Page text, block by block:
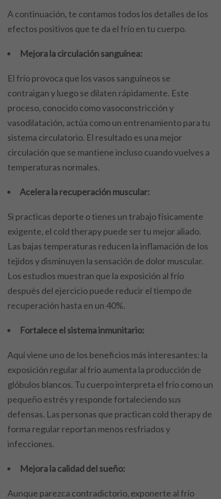
A continuación, te contamos todos los detalles de los
efectos positivos que te da el frío en tu cuerpo.
Mejora la circulación sanguínea:
El frío provoca que los vasos sanguíneos se
contraigan y luego se dilaten rápidamente. Este
proceso, conocido como vasoconstricción y
vasodilatación, actúa como un entrenamiento para tu
sistema circulatorio. El resultado es una mejor
circulación que se mantiene incluso cuando vuelves a
temperaturas normales.
Acelera la recuperación muscular:
Si practicas deporte o tienes un trabajo físicamente
exigente, el cold therapy puede ser tu mejor aliado.
Las bajas temperaturas reducen la inflamación de los
tejidos y disminuyen la sensación de dolor muscular.
Los estudios muestran que la exposición al frío
después del ejercicio puede reducir el tiempo de
recuperación hasta en un 40%.
Fortalece el sistema inmunitario:
Aquí viene uno de los beneficios más interesantes: la
exposición regular al frío aumenta la producción de
glóbulos blancos. Tu cuerpo interpreta el frío como un
pequeño estrés y responde fortaleciendo sus
defensas. Las personas que practican cold therapy de
forma regular reportan menos resfriados y
infecciones.
Mejora la calidad del sueño:
Aunque parezca contradictorio, exponerte al frío